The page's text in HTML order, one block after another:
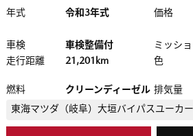
年式 令和3年式 価格
車検 車検整備付 ミッシ
走行距離
21,201km 色
燃料
クリーンディーゼル 排気量
東海マツダ（岐阜） 大垣バイパスユーカ